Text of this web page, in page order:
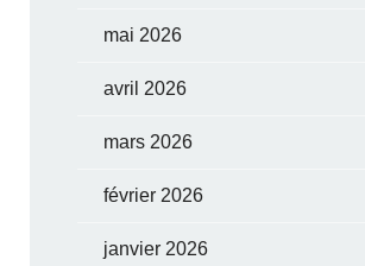
mai 2026
avril 2026
mars 2026
février 2026
janvier 2026